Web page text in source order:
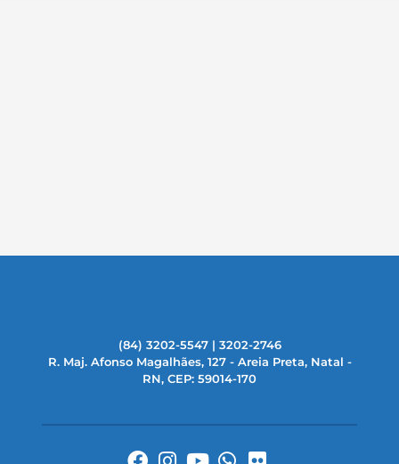
(84) 3202-5547 | 3202-2746
R. Maj. Afonso Magalhães, 127 - Areia Preta, Natal -
RN, CEP: 59014-170